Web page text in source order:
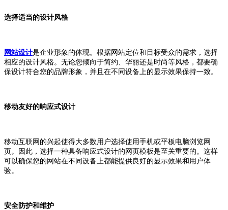
选择适当的设计风格
网站设计是企业形象的体现。根据网站定位和目标受众的需求，选择
相应的设计风格。无论您倾向于简约、华丽还是时尚等风格，都要确
保设计符合您的品牌形象，并且在不同设备上的显示效果保持一致。
移动友好的响应式设计
移动互联网的兴起使得大多数用户选择使用手机或平板电脑浏览网
页。因此，选择一种具备响应式设计的网页模板是至关重要的。这样
可以确保您的网站在不同设备上都能提供良好的显示效果和用户体
验。
安全防护和维护